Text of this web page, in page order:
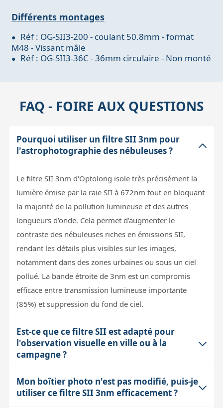
Différents montages
Réf : OG-SII3-200 - coulant 50.8mm - format
M48 - Vissant mâle
Réf : OG-SII3-36C - 36mm circulaire - Non monté
FAQ - FOIRE AUX QUESTIONS
Pourquoi utiliser un filtre SII 3nm pour
l'astrophotographie des nébuleuses ?
Le filtre SII 3nm d'Optolong isole très précisément la
lumière émise par la raie SII à 672nm tout en bloquant
la majorité de la pollution lumineuse et des autres
longueurs d'onde. Cela permet d'augmenter le
contraste des nébuleuses riches en émissions SII,
rendant les détails plus visibles sur les images,
notamment dans des zones urbaines ou sous un ciel
pollué. La bande étroite de 3nm est un compromis
efficace entre transmission lumineuse importante
(85%) et suppression du fond de ciel.
Est-ce que ce filtre SII est adapté pour
l'observation visuelle en ville ou à la
campagne ?
Ce filtre est spécifiquement conçu pour l'imagerie et
non pour l'observation visuelle. En effet, la bande
Mon boîtier photo n'est pas modifié, puis-je
utiliser ce filtre SII 3nm efficacement ?